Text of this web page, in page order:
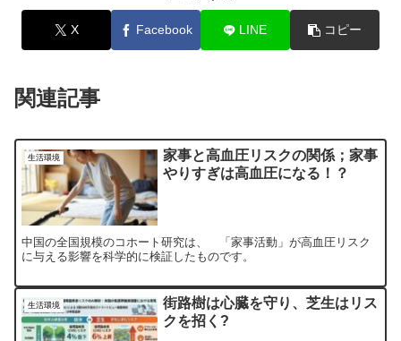
X Facebook LINE コピー
関連記事
生活環境
家事と高血圧リスクの関係；家事
やりすぎは高血圧になる！？
中国の全国規模のコホート研究は、 「家事活動」が高血圧リスク
に与える影響を科学的に検証したものです。
生活環境
街路樹は心臓を守り、芝生はリス
クを招く?